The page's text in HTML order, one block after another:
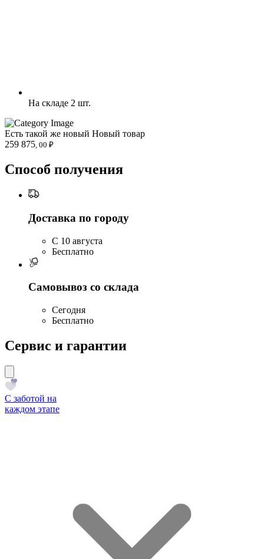
На складе 2 шт.
Есть такой же новый Новый товар
259 875, 00 ₽
Способ получения
Доставка по городу
C 10 августа
Бесплатно
Самовывоз со склада
Сегодня
Бесплатно
Сервис и гарантии
С заботой на
каждом этапе